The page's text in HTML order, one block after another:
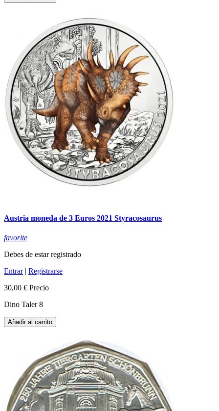
Austria moneda de 3 Euros 2021 Styracosaurus
favorite
Debes de estar registrado
Entrar| Registrarse
30,00 € Precio
Dino Taler 8
Añadir al carrito